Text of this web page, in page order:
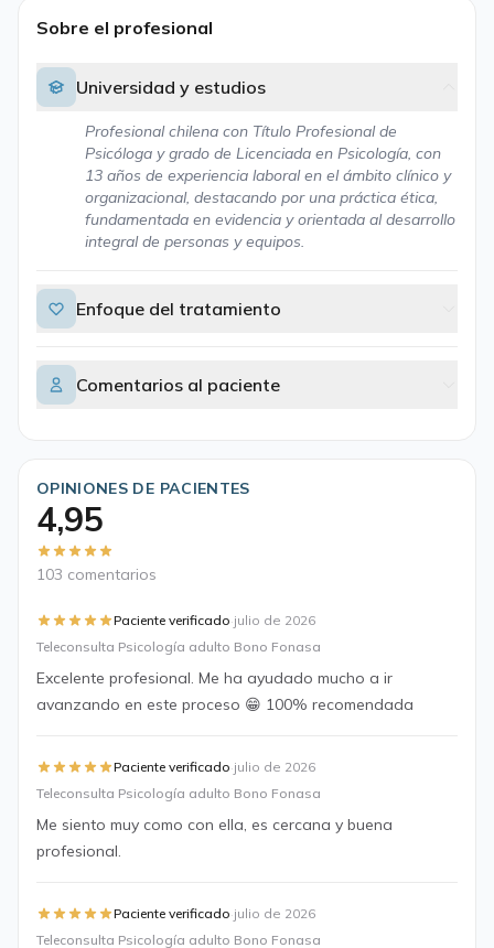
Sobre el profesional
Universidad y estudios
Profesional chilena con Título Profesional de
Psicóloga y grado de Licenciada en Psicología, con
13 años de experiencia laboral en el ámbito clínico y
organizacional, destacando por una práctica ética,
fundamentada en evidencia y orientada al desarrollo
integral de personas y equipos.
Enfoque del tratamiento
Comentarios al paciente
OPINIONES DE PACIENTES
4,95
103 comentarios
Paciente verificado·julio de 2026
Teleconsulta Psicología adulto Bono Fonasa
Excelente profesional. Me ha ayudado mucho a ir
avanzando en este proceso 😁 100% recomendada
Paciente verificado·julio de 2026
Teleconsulta Psicología adulto Bono Fonasa
Me siento muy como con ella, es cercana y buena
profesional.
Paciente verificado·julio de 2026
Teleconsulta Psicología adulto Bono Fonasa